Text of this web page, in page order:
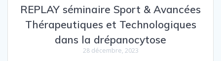
REPLAY séminaire Sport & Avancées
Thérapeutiques et Technologiques
dans la drépanocytose
28 décembre, 2023